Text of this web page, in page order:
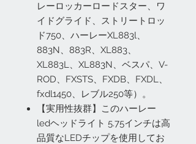
レーロッカーロードスター、ワ
イドグライド、ストリートロッ
ド750、ハーレーXL883l、
883N、883R、XL883、
XL883L、XL883N、ベスパ、V-
ROD、FXSTS、FXDB、FXDL、
fxdl1450、レブル250等）。
【実用性抜群】このハーレー
ledヘッドライト 5.75インチは高
品質なLEDチップを使用してお